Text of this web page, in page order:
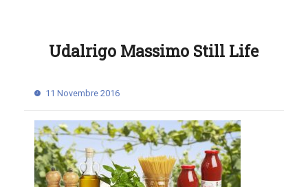
Udalrigo Massimo Still Life
11 Novembre 2016